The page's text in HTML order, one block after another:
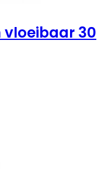
vloeibaar 30